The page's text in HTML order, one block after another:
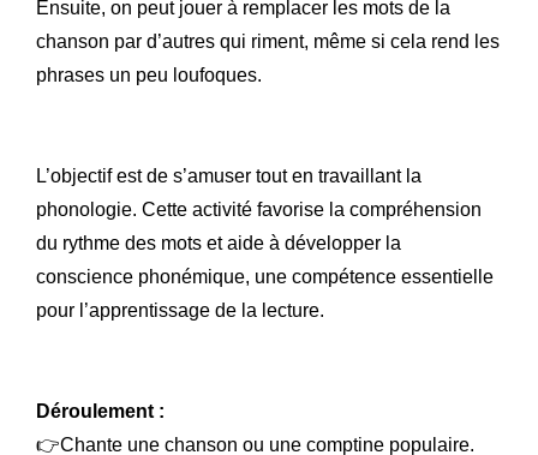
Ensuite, on peut jouer à remplacer les mots de la
chanson par d’autres qui riment, même si cela rend les
phrases un peu loufoques.
L’objectif est de s’amuser tout en travaillant la
phonologie. Cette activité favorise la compréhension
du rythme des mots et aide à développer la
conscience phonémique, une compétence essentielle
pour l’apprentissage de la lecture.
Déroulement :
👉Chante une chanson ou une comptine populaire.